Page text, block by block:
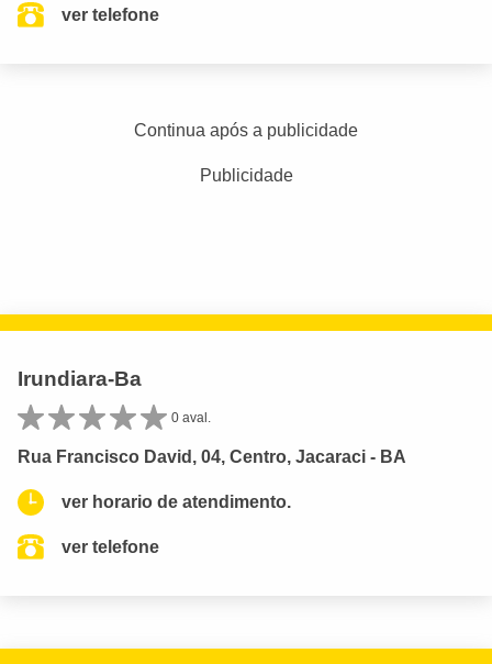
ver telefone
Continua após a publicidade
Publicidade
Irundiara-Ba
0 aval.
Rua Francisco David, 04, Centro, Jacaraci - BA
ver horario de atendimento.
ver telefone